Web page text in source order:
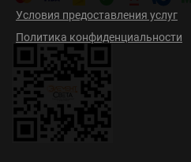
Условия предоставления услуг
Политика конфиденциальности